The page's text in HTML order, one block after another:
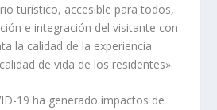
turístico, accesible para todos,
e integración del visitante con
la calidad de la experiencia
de vida de los residentes».
19 ha generado impactos de